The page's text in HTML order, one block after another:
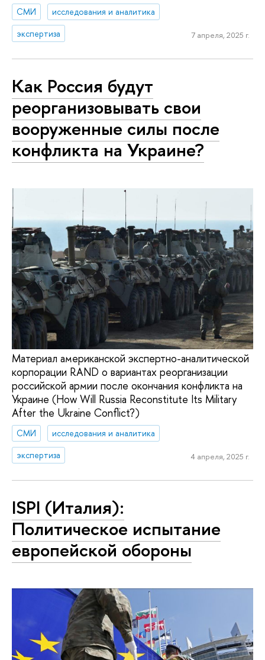
СМИ
исследования и аналитика
экспертиза
7 апреля, 2025 г.
Как Россия будут
реорганизовывать свои
вооруженные силы после
конфликта на Украине?
Материал американской экспертно-аналитической
корпорации RAND о вариантах реорганизации
российской армии после окончания конфликта на
Украине (How Will Russia Reconstitute Its Military
After the Ukraine Conflict?)
СМИ
исследования и аналитика
экспертиза
4 апреля, 2025 г.
ISPI (Италия):
Политическое испытание
европейской обороны